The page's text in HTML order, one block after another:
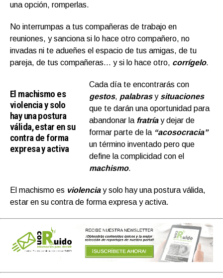
una opción, romperlas.
No interrumpas a tus compañeras de trabajo en
reuniones, y sanciona si lo hace otro compañero, no
invadas ni te adueñes el espacio de tus amigas, de tu
pareja, de tus compañeras… y si lo hace otro, corrígelo.
El machismo es
violencia y solo
hay una postura
válida, estar en su
contra de forma
expresa y activa
Cada día te encontrarás con
gestos, palabrasy situaciones
que te darán una oportunidad para
abandonar la fratríay dejar de
formar parte de la “acosocracia”
un término inventado pero que
define la complicidad con el
machismo.
El machismo es violenciay solo hay una postura válida,
estar en su contra de forma expresa y activa.